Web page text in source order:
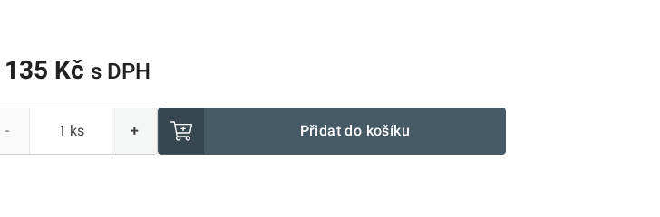
Kč s DPH
- + Přidat do košíku